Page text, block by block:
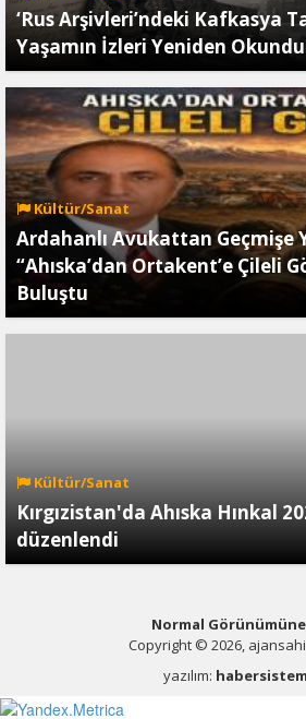
‘Rus Arşivleri’ndeki Kafkasya
Yaşamın İzleri Yeniden
Kültür/Sanat
Ardahanlı Avukattan Geçmişe
“Ahıska’dan Ortakent’e Çileli
Buluştu
Kültür/Sanat
Kırgızistan'da Ahıska Hınkal
düzenlendi
Normal
Copyright © 2026,
yazılım: